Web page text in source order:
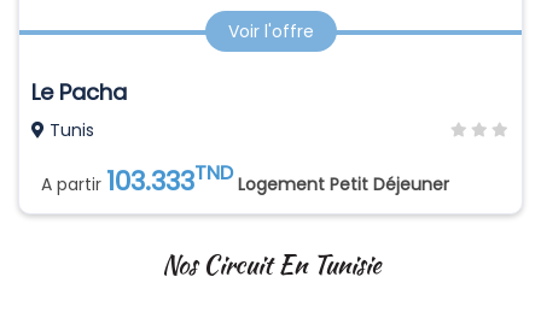
Voir l'offre
Le Pacha
Tunis
A partir 103.333TND Logement Petit Déjeuner
Nos Circuit En Tunisie